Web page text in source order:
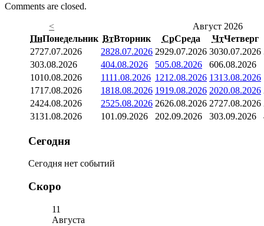
Comments are closed.
<
Август 2026
ПнПонедельник ВтВторник СрСреда ЧтЧетверг
2727.07.2026 2828.07.2026 2929.07.2026 3030.07.2026
303.08.2026 404.08.2026 505.08.2026 606.08.2026
1010.08.2026 1111.08.2026 1212.08.2026 1313.08.2026
1717.08.2026 1818.08.2026 1919.08.2026 2020.08.2026
2424.08.2026 2525.08.2026 2626.08.2026 2727.08.2026
3131.08.2026 101.09.2026 202.09.2026 303.09.2026
Сегодня
Сегодня нет событий
Скоро
11
Августа